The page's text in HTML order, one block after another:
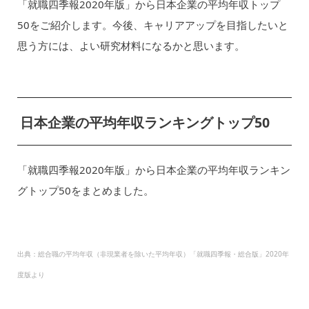
「就職四季報2020年版」から日本企業の平均年収トップ
50をご紹介します。今後、キャリアアップを目指したいと
思う方には、よい研究材料になるかと思います。
日本企業の平均年収ランキングトップ50
「就職四季報2020年版」から日本企業の平均年収ランキン
グトップ50をまとめました。
出典：総合職の平均年収（非現業者を除いた平均年収）「就職四季報・総合版」2020年
度版より